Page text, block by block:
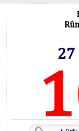
27